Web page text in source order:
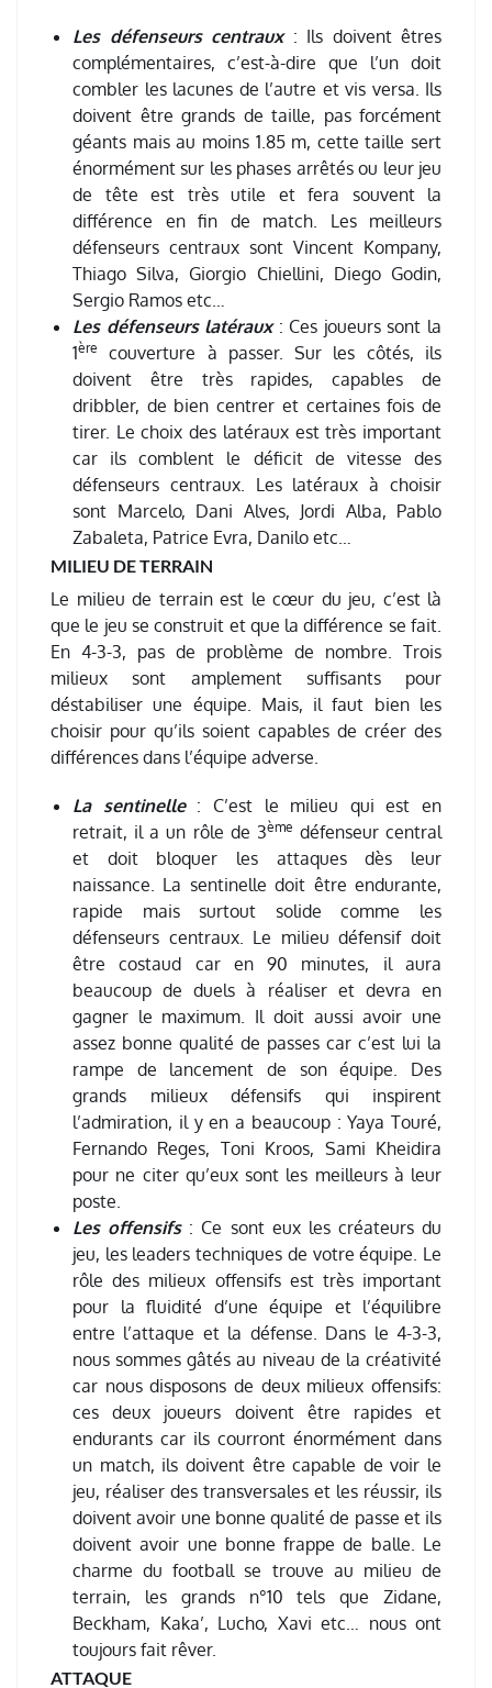
Les défenseurs centraux: Ils doivent êtres
complémentaires, c’est-à-dire que l’un doit
combler les lacunes de l’autre et vis versa. Ils
doivent être grands de taille, pas forcément
géants mais au moins 1.85 m, cette taille sert
énormément sur les phases arrêtés ou leur jeu
de tête est très utile et fera souvent la
différence en fin de match. Les meilleurs
défenseurs centraux sont Vincent Kompany,
Thiago Silva, Giorgio Chiellini, Diego Godin,
Sergio Ramos etc…
Les défenseurs latéraux: Ces joueurs sont la
1ère
couverture à passer. Sur les côtés, ils
doivent être très rapides, capables de
dribbler, de bien centrer et certaines fois de
tirer. Le choix des latéraux est très important
car ils comblent le déficit de vitesse des
défenseurs centraux. Les latéraux à choisir
sont Marcelo, Dani Alves, Jordi Alba, Pablo
Zabaleta, Patrice Evra, Danilo etc…
MILIEU DE TERRAIN
Le milieu de terrain est le cœur du jeu, c’est là
que le jeu se construit et que la différence se fait.
En 4-3-3, pas de problème de nombre. Trois
milieux sont amplement suffisants pour
déstabiliser une équipe. Mais, il faut bien les
choisir pour qu’ils soient capables de créer des
différences dans l’équipe adverse.
La sentinelle: C’est le milieu qui est en
retrait, il a un rôle de 3ème défenseur central
et doit bloquer les attaques dès leur
naissance. La sentinelle doit être endurante,
rapide mais surtout solide comme les
défenseurs centraux. Le milieu défensif doit
être costaud car en 90 minutes, il aura
beaucoup de duels à réaliser et devra en
gagner le maximum. Il doit aussi avoir une
assez bonne qualité de passes car c’est lui la
rampe de lancement de son équipe. Des
grands milieux défensifs qui inspirent
l’admiration, il y en a beaucoup : Yaya Touré,
Fernando Reges, Toni Kroos, Sami Kheidira
pour ne citer qu’eux sont les meilleurs à leur
poste.
Les offensifs: Ce sont eux les créateurs du
jeu, les leaders techniques de votre équipe. Le
rôle des milieux offensifs est très important
pour la fluidité d’une équipe et l’équilibre
entre l’attaque et la défense. Dans le 4-3-3,
nous sommes gâtés au niveau de la créativité
car nous disposons de deux milieux offensifs:
ces deux joueurs doivent être rapides et
endurants car ils courront énormément dans
un match, ils doivent être capable de voir le
jeu, réaliser des transversales et les réussir, ils
doivent avoir une bonne qualité de passe et ils
doivent avoir une bonne frappe de balle. Le
charme du football se trouve au milieu de
terrain, les grands n°10 tels que Zidane,
Beckham, Kaka’, Lucho, Xavi etc… nous ont
toujours fait rêver.
ATTAQUE